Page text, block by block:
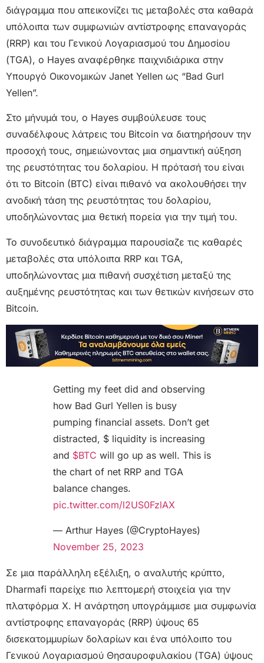
διάγραμμα που απεικονίζει τις μεταβολές στα καθαρά
υπόλοιπα των συμφωνιών αντίστροφης επαναγοράς
(RRP) και του Γενικού Λογαριασμού του Δημοσίου
(TGA), ο Hayes αναφέρθηκε παιχνιδιάρικα στην
Υπουργό Οικονομικών Janet Yellen ως “Bad Gurl
Yellen”.
Στο μήνυμά του, ο Hayes συμβούλευσε τους
συναδέλφους λάτρεις του Bitcoin να διατηρήσουν την
προσοχή τους, σημειώνοντας μια σημαντική αύξηση
της ρευστότητας του δολαρίου. Η πρότασή του είναι
ότι το Bitcoin (BTC) είναι πιθανό να ακολουθήσει την
ανοδική τάση της ρευστότητας του δολαρίου,
υποδηλώνοντας μια θετική πορεία για την τιμή του.
Το συνοδευτικό διάγραμμα παρουσίαζε τις καθαρές
μεταβολές στα υπόλοιπα RRP και TGA,
υποδηλώνοντας μια πιθανή συσχέτιση μεταξύ της
αυξημένης ρευστότητας και των θετικών κινήσεων στο
Bitcoin.
Getting my feet did and observing
how Bad Gurl Yellen is busy
pumping financial assets. Don’t get
distracted, $ liquidity is increasing
and $BTC will go up as well. This is
the chart of net RRP and TGA
balance changes.
pic.twitter.com/l2US0FzlAX
— Arthur Hayes (@CryptoHayes)
November 25, 2023
Σε μια παράλληλη εξέλιξη, ο αναλυτής κρύπτο,
Dharmafi παρείχε πιο λεπτομερή στοιχεία για την
πλατφόρμα X. Η ανάρτηση υπογράμμισε μια συμφωνία
αντίστροφης επαναγοράς (RRP) ύψους 65
δισεκατομμυρίων δολαρίων και ένα υπόλοιπο του
Γενικού Λογαριασμού Θησαυροφυλακίου (TGA) ύψους